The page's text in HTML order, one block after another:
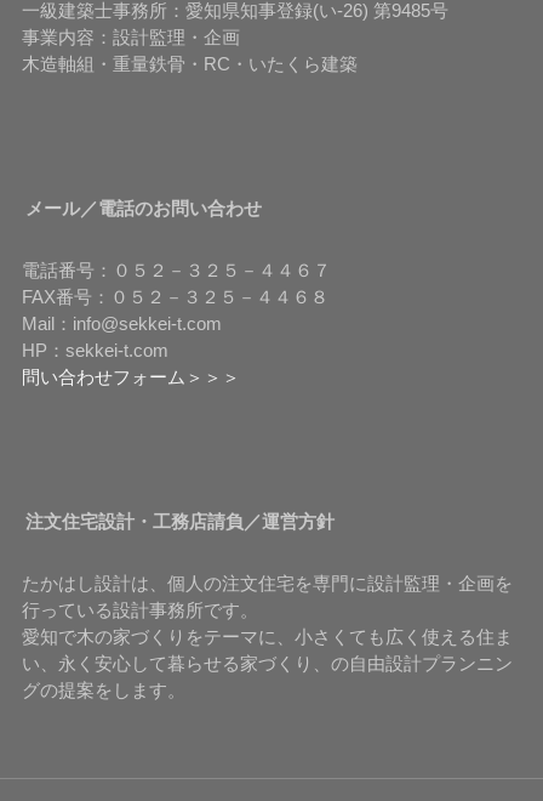
一級建築士事務所：愛知県知事登録(い-26) 第9485号
事業内容：設計監理・企画
木造軸組・重量鉄骨・RC・いたくら建築
メール／電話のお問い合わせ
電話番号：０５２－３２５－４４６７
FAX番号：０５２－３２５－４４６８
Mail：info@sekkei-t.com
HP：sekkei-t.com
問い合わせフォーム＞＞＞
注文住宅設計・工務店請負／運営方針
たかはし設計は、個人の注文住宅を専門に設計監理・企画を
行っている設計事務所です。
愛知で木の家づくりをテーマに、小さくても広く使える住ま
い、永く安心して暮らせる家づくり、の自由設計プランニン
グの提案をします。